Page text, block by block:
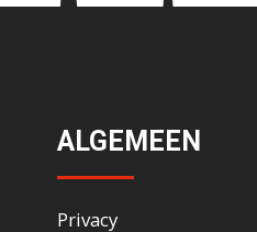
ALGEMEEN
Privacy